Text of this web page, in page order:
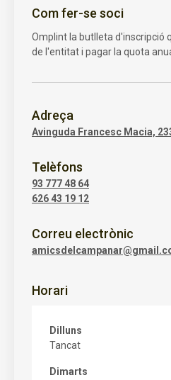
Com fer-se soci
Omplint la butlleta d'inscripció
de l'entitat i pagar la quota
Adreça
Avinguda Francesc Macia,
Telèfons
93 777 48 64
626 43 19 12
Correu electrònic
Horari
Dilluns
Tancat
Dimarts